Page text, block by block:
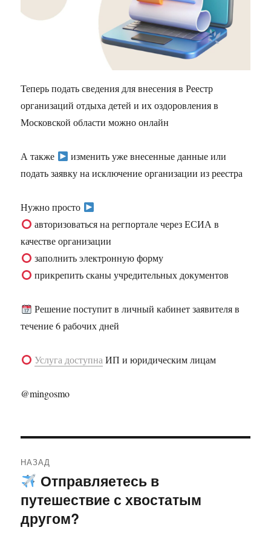
Теперь подать сведения для внесения в Реестр
организаций отдыха детей и их оздоровления в
Московской области можно онлайн
А также
изменить уже внесенные данные или
подать заявку на исключение организации из реестра
Нужно просто
авторизоваться на регпортале через ЕСИА в
качестве организации
заполнить электронную форму
прикрепить сканы учредительных документов
Решение поступит в личный кабинет заявителя в
течение 6 рабочих дней
Услуга доступна ИП и юридическим лицам
@mingosmo
по
записям
НАЗАД
Предыдущая
запись:
Отправляетесь в
путешествие с хвостатым
другом?